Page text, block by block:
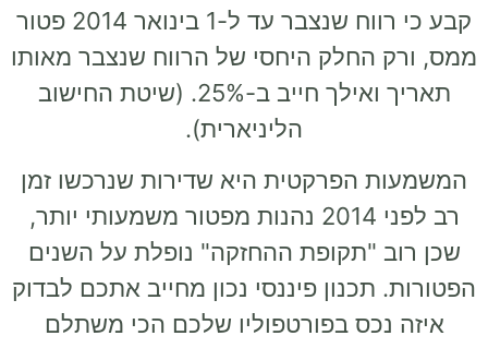
קבע כי רווח שנצבר עד ל-1 בינואר 2014 פטור
ממס, ורק החלק היחסי של הרווח שנצבר מאותו
תאריך ואילך חייב ב-25%. (שיטת החישוב
הליניארית).
המשמעות הפרקטית היא שדירות שנרכשו זמן
רב לפני 2014 נהנות מפטור משמעותי יותר,
שכן רוב "תקופת ההחזקה" נופלת על השנים
הפטורות. תכנון פיננסי נכון מחייב אתכם לבדוק
איזה נכס בפורטפוליו שלכם הכי משתלם